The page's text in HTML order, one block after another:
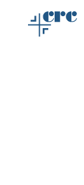
content